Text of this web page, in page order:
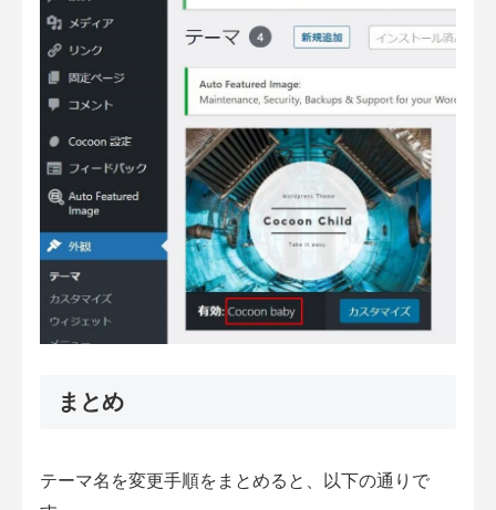
まとめ
テーマ名を変更手順をまとめると、以下の通りで